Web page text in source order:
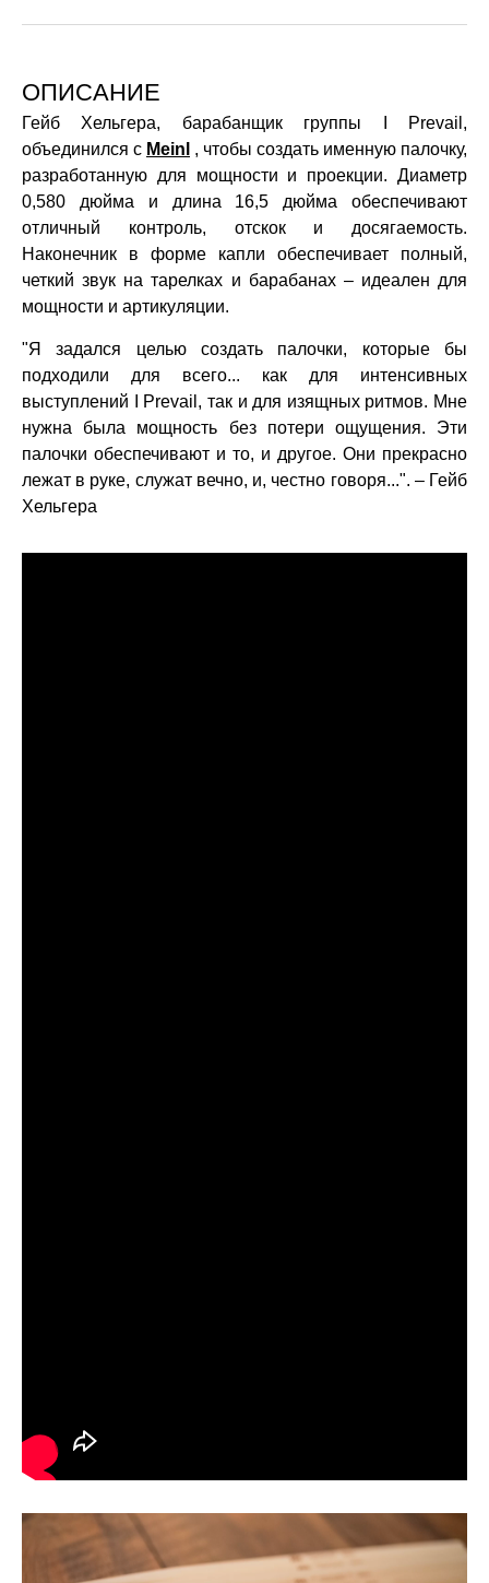
ОПИСАНИЕ
Гейб Хельгера, барабанщик группы I Prevail,
объединился с Meinl , чтобы создать именную палочку,
разработанную для мощности и проекции. Диаметр
0,580 дюйма и длина 16,5 дюйма обеспечивают
отличный контроль, отскок и досягаемость.
Наконечник в форме капли обеспечивает полный,
четкий звук на тарелках и барабанах – идеален для
мощности и артикуляции.
"Я задался целью создать палочки, которые бы
подходили для всего... как для интенсивных
выступлений I Prevail, так и для изящных ритмов. Мне
нужна была мощность без потери ощущения. Эти
палочки обеспечивают и то, и другое. Они прекрасно
лежат в руке, служат вечно, и, честно говоря...". – Гейб
Хельгера